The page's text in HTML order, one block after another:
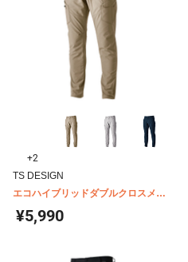
+2
TS DESIGN
エコハイブリッドダブルクロスメン
ズカーゴパンツ 4614
¥5,990